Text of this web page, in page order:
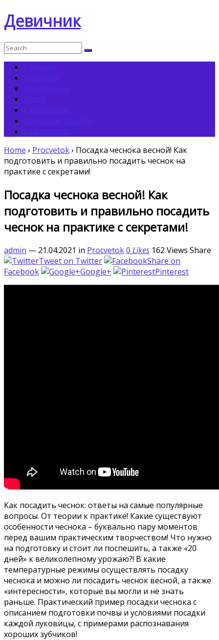
Девичник
Home › Procvetok› Посадка чеснока весной! Как
подготовить и правильно посадить чеснок на
практике с секретами!
Посадка чеснока весной! Как
подготовить и правильно посадить
чеснок на практике с секретами!
admin — 21.04.2021 in Procvetok0 Likes 162 Views Share
Tweet on Twitter
Share on
Facebook
Google+ Pinterest
Как посадить чеснок: ответы на самые популярные
вопросы. От теории к практике! Какие существуют
особенности чеснока – буквально пару моментов
перед вашим практическим творчеством! Что нужно
на подготовку и стоит ли поспешить, а также «20
дней» к великолепному урожаю?! В какие
температурные режимы осуществлять посадку
чеснока и можно ли посадить чеснок весной, а также
«интересности», которые вы могли и не знать
раньше. Практический пример посадки чеснока с
описанием подготовки почвы и условиями посадки
каждой луковицы, с примерами распознавания
хороших зубчиков!